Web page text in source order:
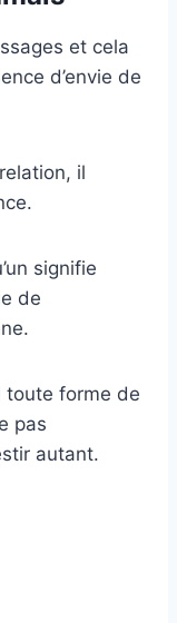
et cela
d’envie de
il
signifie
de
toute forme de
pas
autant.